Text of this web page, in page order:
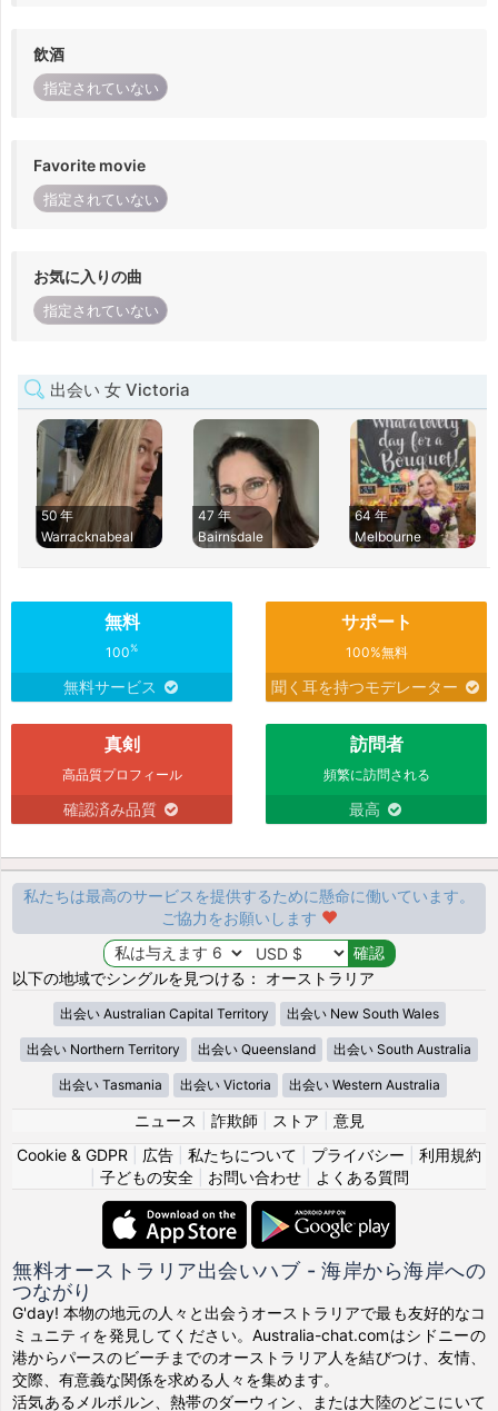
飲酒
指定されていない
Favorite movie
指定されていない
お気に入りの曲
指定されていない
出会い 女 Victoria
50 年
Warracknabeal
47 年
Bairnsdale
64 年
Melbourne
無料
100%
無料サービス
サポート
100%無料
聞く耳を持つモデレーター
真剣
高品質プロフィール
確認済み品質
訪問者
頻繁に訪問される
最高
私たちは最高のサービスを提供するために懸命に働いています。
ご協力をお願いします
以下の地域でシングルを見つける： オーストラリア
出会い Australian Capital Territory 出会い New South Wales
出会い Northern Territory 出会い Queensland 出会い South Australia
出会い Tasmania 出会い Victoria 出会い Western Australia
ニュース 詐欺師 ストア
意見
Cookie & GDPR
広告 私たちについて プライバシー
利用規約
子どもの安全| お問い合わせ| よくある質問
無料オーストラリア出会いハブ - 海岸から海岸への
つながり
G'day! 本物の地元の人々と出会うオーストラリアで最も友好的なコ
ミュニティを発見してください。Australia-chat.comはシドニーの
港からパースのビーチまでのオーストラリア人を結びつけ、友情、
交際、有意義な関係を求める人々を集めます。
活気あるメルボルン、熱帯のダーウィン、または大陸のどこにいて